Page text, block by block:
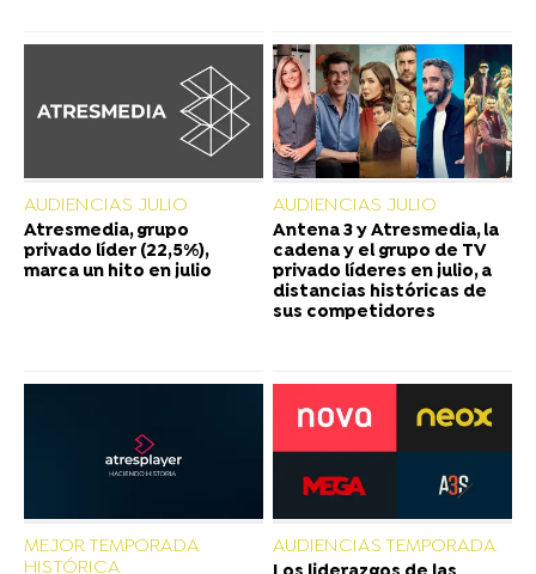
AUDIENCIAS JULIO
Atresmedia, grupo
privado líder (22,5%),
marca un hito en julio
AUDIENCIAS JULIO
Antena 3 y Atresmedia, la
cadena y el grupo de TV
privado líderes en julio, a
distancias históricas de
sus competidores
MEJOR TEMPORADA
HISTÓRICA
AUDIENCIAS TEMPORADA